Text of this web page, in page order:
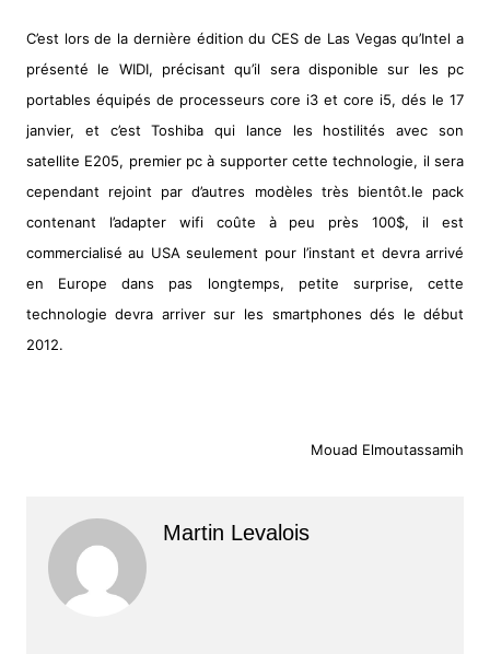
C’est lors de la dernière édition du CES de Las Vegas qu’Intel a
présenté le WIDI, précisant qu’il sera disponible sur les pc
portables équipés de processeurs core i3 et core i5, dés le 17
janvier, et c’est Toshiba qui lance les hostilités avec son
satellite E205, premier pc à supporter cette technologie, il sera
cependant rejoint par d’autres modèles très bientôt.le pack
contenant l’adapter wifi coûte à peu près 100$, il est
commercialisé au USA seulement pour l’instant et devra arrivé
en Europe dans pas longtemps, petite surprise, cette
technologie devra arriver sur les smartphones dés le début
2012.
Mouad Elmoutassamih
Martin Levalois